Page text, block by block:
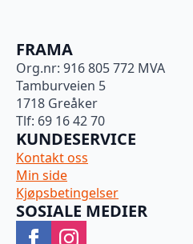
FRAMA
Org.nr: 916 805 772 MVA
Tamburveien 5
1718 Greåker
Tlf: 69 16 42 70
KUNDESERVICE
Kontakt oss
Min side
Kjøpsbetingelser
SOSIALE MEDIER